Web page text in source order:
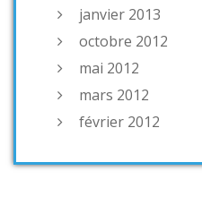
janvier 2013
octobre 2012
mai 2012
mars 2012
février 2012